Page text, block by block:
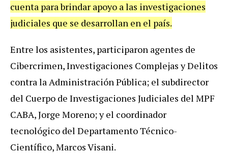
cuenta para brindar apoyo a las investigaciones
judiciales que se desarrollan en el país.
Entre los asistentes, participaron agentes de
Cibercrimen, Investigaciones Complejas y Delitos
contra la Administración Pública; el subdirector
del Cuerpo de Investigaciones Judiciales del MPF
CABA, Jorge Moreno; y el coordinador
tecnológico del Departamento Técnico-
Científico, Marcos Visani.